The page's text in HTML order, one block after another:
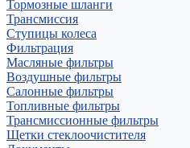
Тормозные шланги
Трансмиссия
Ступицы колеса
Фильтрация
Масляные фильтры
Воздушные фильтры
Салонные фильтры
Топливные фильтры
Трансмиссионные фильтры
Щетки стеклоочистителя